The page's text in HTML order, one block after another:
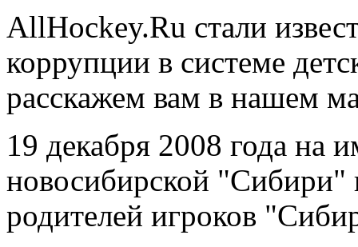
AllHockey.Ru стали
коррупции в системе
расскажем вам в нашем
19 декабря 2008 года на
новосибирской "Сибири"
родителей игроков